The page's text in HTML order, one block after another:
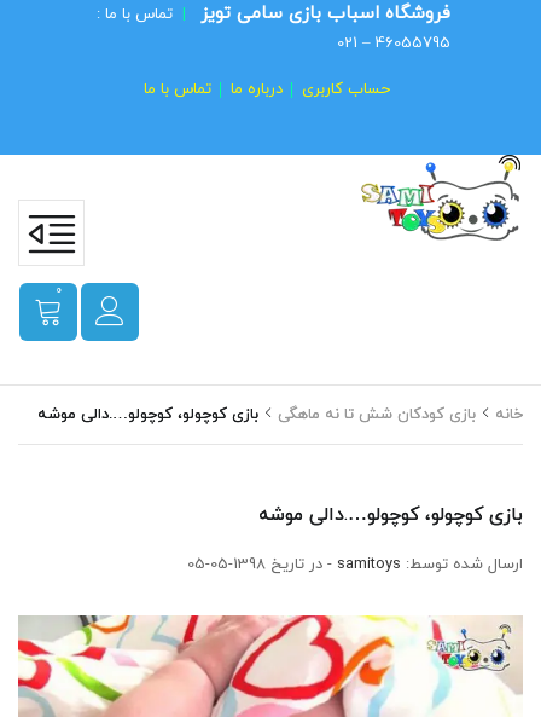
فروشگاه اسباب بازی سامی تویز | تماس با ما :
46055795 – 021
حساب کاربری درباره ما تماس با ما
0
خانه بازی کودکان شش تا نه ماهگی بازی کوچولو، کوچولو….دالی موشه
بازی کوچولو، کوچولو….دالی موشه
ارسال شده توسط: samitoys - در تاریخ 1398-05-05